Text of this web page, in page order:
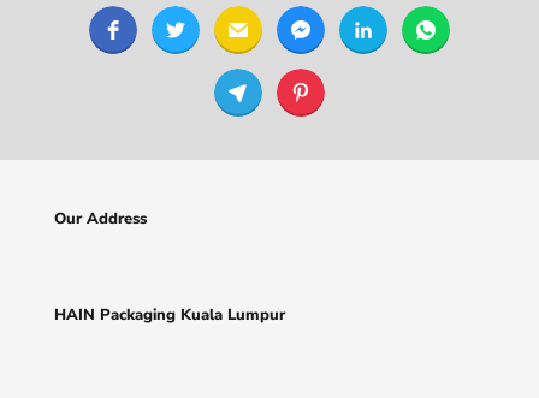
Our Address
HAIN Packaging Kuala Lumpur